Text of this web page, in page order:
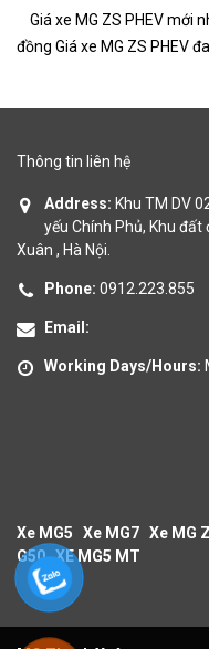
Giá xe MG ZS PHEV mới
đồng Giá xe MG ZS PHEV
Thông tin liên hệ
Address: Khu TM DV
yếu Chính Phủ, Khu
Xuân , Hà Nội.
Phone: 0912.223.855
Email:
Working Days/Hours:
Xe MG5 Xe MG7 Xe MG
G50 XE MG5 MT